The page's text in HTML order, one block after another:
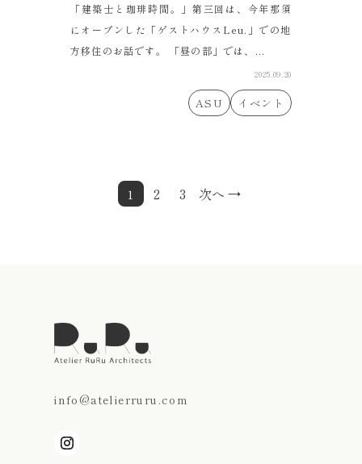
「建築士と珈琲時間。」第三回は、今年那須
にオープンした「ゲストハウスLeu.」での地
方移住のお話です。 「昼の部」では、...
2025.09.20
ASU イベント
1 2 3 次へ →
info@atelierruru.com